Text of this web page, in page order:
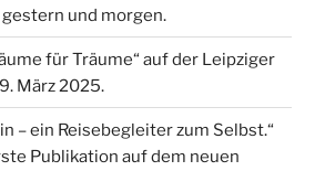
und morgen.
für Träume“ auf der Leipziger
März 2025.
– ein Reisebegleiter zum Selbst.“
Publikation auf dem neuen